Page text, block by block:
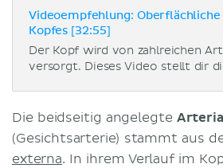
Videoempfehlung:
Kopfes [32:55]
Der Kopf wird von zahlreichen
versorgt. Dieses Video stellt dir
Die beidseitig angelegte
(Gesichtsarterie) stammt aus
externa. In ihrem Verlauf im